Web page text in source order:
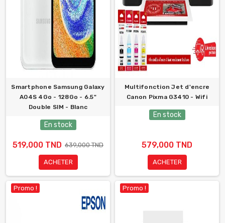
Smartphone Samsung Galaxy
A04S 4Go - 128Go - 6.5"
Double SIM - Blanc
En stock
519,000 TND 639,000 TND
ACHETER
Multifonction Jet d'encre
Canon Pixma G3410 - Wifi
En stock
579,000 TND
ACHETER
Promo ! Promo !